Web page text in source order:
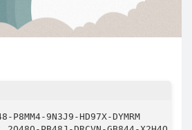
9N3J9-HD97X-DYMRM